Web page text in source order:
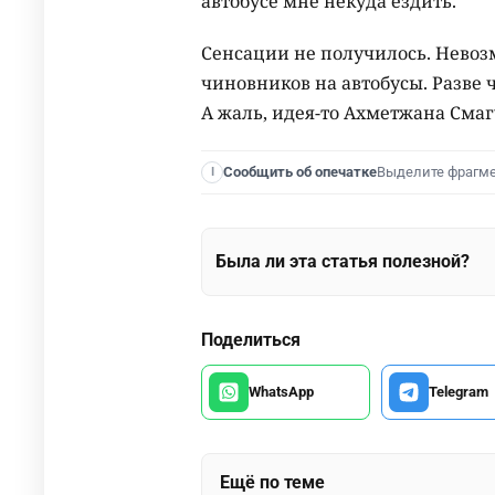
Сенсации не получилось.
чиновников на автобусы. Разве
А жаль, идея-то Ахметжана
Сообщить об опечаткеВыделите
Была ли эта статья полезной?
Поделиться
WhatsApp Telegram
Ещё по теме